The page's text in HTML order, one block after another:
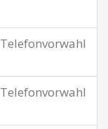
Telefonvorwahl
Telefonvorwahl